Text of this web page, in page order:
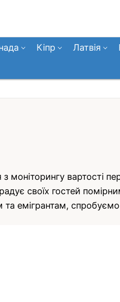
Кіпр Латвія
вартості
своїх гостей
та емігрантам,